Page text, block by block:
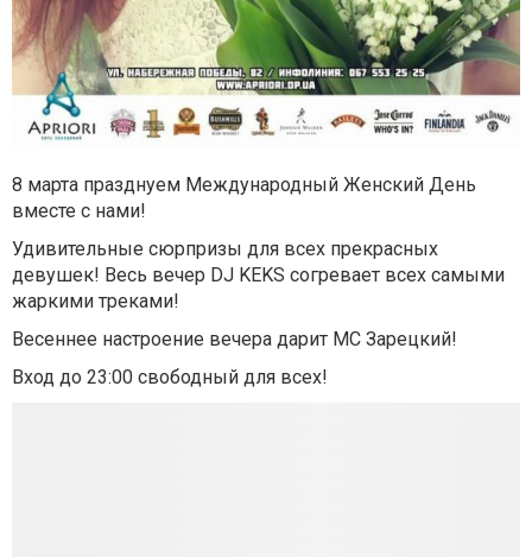
8 марта празднуем Международный Женский День
вместе с нами!
Удивительные сюрпризы для всех прекрасных
девушек! Весь вечер DJ KEKS согревает всех самыми
жаркими треками!
Весеннее настроение вечера дарит МС Зарецкий!
Вход до 23:00 свободный для всех!